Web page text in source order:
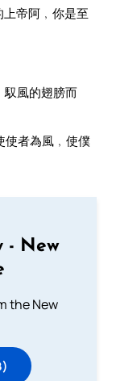
帝阿﹐你是至
馭風的翅膀而
使者為風﹐使僕
- New
the New